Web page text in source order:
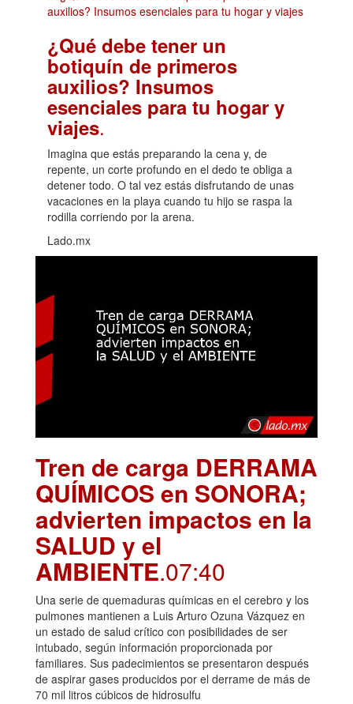
¿Qué debe tener un
botiquín de primeros
auxilios? Insumos
esenciales para tu hogar y
viajes.
Imagina que estás preparando la cena y, de
repente, un corte profundo en el dedo te obliga a
detener todo. O tal vez estás disfrutando de unas
vacaciones en la playa cuando tu hijo se raspa la
rodilla corriendo por la arena.
Lado.mx
Tren de carga DERRAMA
QUÍMICOS en SONORA;
advierten impactos en la
SALUD y el
AMBIENTE.07:40
Una serie de quemaduras químicas en el cerebro y los
pulmones mantienen a Luis Arturo Ozuna Vázquez en
un estado de salud crítico con posibilidades de ser
intubado, según información proporcionada por
familiares. Sus padecimientos se presentaron después
de aspirar gases producidos por el derrame de más de
70 mil litros cúbicos de hidrosulfu